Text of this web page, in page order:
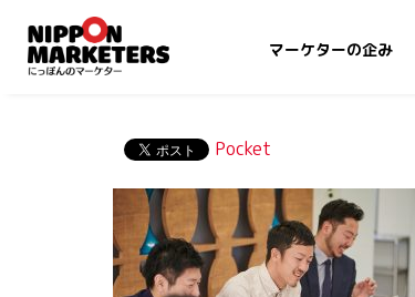
マーケターの企み
Pocket